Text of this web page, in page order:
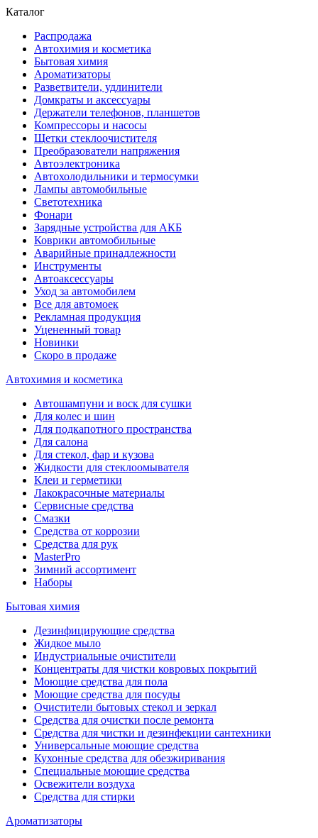
Каталог
Распродажа
Автохимия и косметика
Бытовая химия
Ароматизаторы
Разветвители, удлинители
Домкраты и аксессуары
Держатели телефонов, планшетов
Компрессоры и насосы
Щетки стеклоочистителя
Преобразователи напряжения
Автоэлектроника
Автохолодильники и термосумки
Лампы автомобильные
Светотехника
Фонари
Зарядные устройства для АКБ
Коврики автомобильные
Аварийные принадлежности
Инструменты
Автоаксессуары
Уход за автомобилем
Все для автомоек
Рекламная продукция
Уцененный товар
Новинки
Скоро в продаже
Автохимия и косметика
Автошампуни и воск для сушки
Для колес и шин
Для подкапотного пространства
Для салона
Для стекол, фар и кузова
Жидкости для стеклоомывателя
Клеи и герметики
Лакокрасочные материалы
Сервисные средства
Смазки
Средства от коррозии
Средства для рук
MasterPro
Зимний ассортимент
Наборы
Бытовая химия
Дезинфицирующие средства
Жидкое мыло
Индустриальные очистители
Концентраты для чистки ковровых покрытий
Моющие средства для пола
Моющие средства для посуды
Очистители бытовых стекол и зеркал
Средства для очистки после ремонта
Средства для чистки и дезинфекции сантехники
Универсальные моющие средства
Кухонные средства для обезжиривания
Специальные моющие средства
Освежители воздуха
Средства для стирки
Ароматизаторы